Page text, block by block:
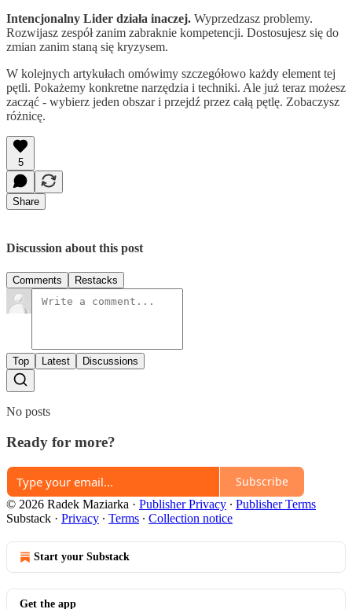
Intencjonalny Lider działa inaczej. Wyprzedzasz problemy.
Rozwijasz zespół zanim zabraknie kompetencji. Dostosujesz się do
zmian zanim staną się kryzysem.
W kolejnych artykułach omówimy szczegółowo każdy element tej
pętli. Pokażemy konkretne narzędzia i techniki. Ale już teraz możesz
zacząć - wybierz jeden obszar i przejdź przez całą pętlę. Zobaczysz
różnicę.
5
Share
Discussion about this post
Comments Restacks
Top Latest Discussions
No posts
Ready for more?
Subscribe
© 2026 Radek Maziarka · Publisher Privacy ∙ Publisher Terms
Substack · Privacy ∙ Terms ∙ Collection notice
Start your Substack
Get the app